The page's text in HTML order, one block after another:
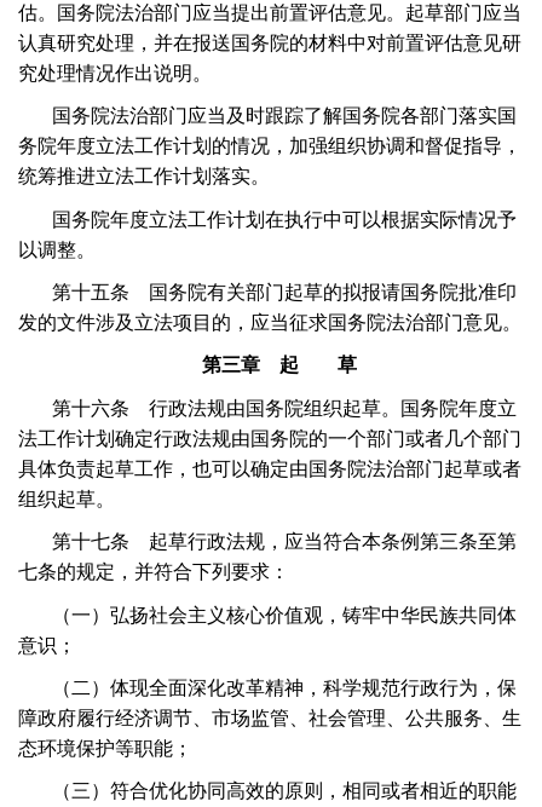
估。国务院法治部门应当提出前置评估意见。起草部门应当
认真研究处理，并在报送国务院的材料中对前置评估意见研
究处理情况作出说明。
国务院法治部门应当及时跟踪了解国务院各部门落实国
务院年度立法工作计划的情况，加强组织协调和督促指导，
统筹推进立法工作计划落实。
国务院年度立法工作计划在执行中可以根据实际情况予
以调整。
第十五条 国务院有关部门起草的拟报请国务院批准印
发的文件涉及立法项目的，应当征求国务院法治部门意见。
第三章 起 草
第十六条 行政法规由国务院组织起草。国务院年度立
法工作计划确定行政法规由国务院的一个部门或者几个部门
具体负责起草工作，也可以确定由国务院法治部门起草或者
组织起草。
第十七条 起草行政法规，应当符合本条例第三条至第
七条的规定，并符合下列要求：
（一）弘扬社会主义核心价值观，铸牢中华民族共同体
意识；
（二）体现全面深化改革精神，科学规范行政行为，保
障政府履行经济调节、市场监管、社会管理、公共服务、生
态环境保护等职能；
（三）符合优化协同高效的原则，相同或者相近的职能